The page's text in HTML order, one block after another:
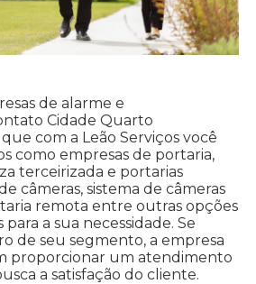
de alarme e
Cidade Quarto
com a Leão Serviços você
como empresas de portaria,
terceirizada e portarias
câmeras, sistema de câmeras
remota entre outras opções
a sua necessidade. Se
de seu segmento, a empresa
proporcionar um atendimento
a satisfação do cliente.